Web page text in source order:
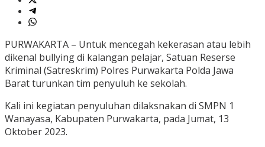
PURWAKARTA – Untuk mencegah kekerasan atau lebih
dikenal bullying di kalangan pelajar, Satuan Reserse
Kriminal (Satreskrim) Polres Purwakarta Polda Jawa
Barat turunkan tim penyuluh ke sekolah.
Kali ini kegiatan penyuluhan dilaksnakan di SMPN 1
Wanayasa, Kabupaten Purwakarta, pada Jumat, 13
Oktober 2023.